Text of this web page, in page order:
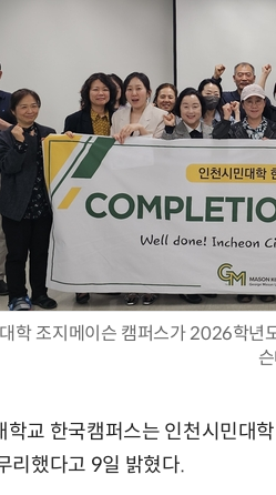
학 조지메이슨 캠퍼스가 2026학년
학교 한국캠퍼스는 인천시민대
리했다고 9일 밝혔다.